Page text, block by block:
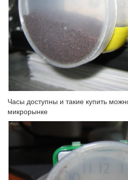
Часы доступны и такие купить
микрорынке